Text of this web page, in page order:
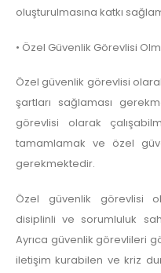
oluşturulmasına katkı
• Özel Güvenlik Görevlisi
Özel güvenlik görevlisi
şartları sağlaması
görevlisi olarak
tamamlamak ve özel
gerekmektedir.
Özel güvenlik görevlisi
disiplinli ve sorumluluk
Ayrıca güvenlik görevlileri
iletişim kurabilen ve kriz